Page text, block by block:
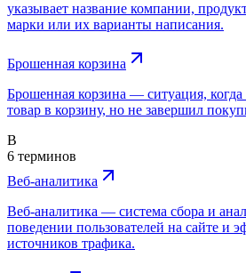
указывает название компании,
марки или их варианты написания.
Брошенная корзина
Брошенная корзина — ситуация, когда
товар в корзину, но не завершил
В
6 терминов
Веб-аналитика
Веб-аналитика — система сбора и
поведении пользователей на сайте и
источников трафика.